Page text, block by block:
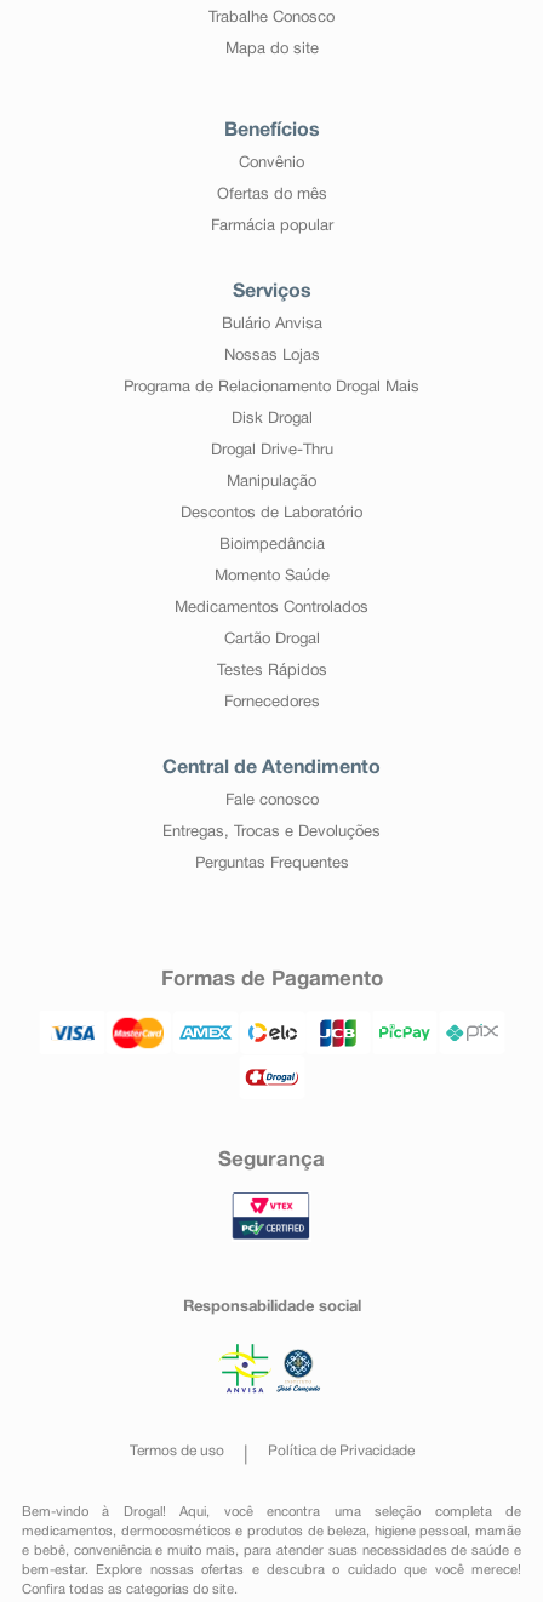
Trabalhe Conosco
Mapa do site
Benefícios
Convênio
Ofertas do mês
Farmácia popular
Serviços
Bulário Anvisa
Nossas Lojas
Programa de Relacionamento Drogal Mais
Disk Drogal
Drogal Drive-Thru
Manipulação
Descontos de Laboratório
Bioimpedância
Momento Saúde
Medicamentos Controlados
Cartão Drogal
Testes Rápidos
Fornecedores
Central de Atendimento
Fale conosco
Entregas, Trocas e Devoluções
Perguntas Frequentes
Formas de Pagamento
Segurança
Responsabilidade social
Termos de uso Política de Privacidade
Bem-vindo à Drogal! Aqui, você encontra uma seleção completa de
medicamentos , dermocosméticos e produtos de beleza, higiene pessoal ,mamãe
e bebê, conveniênciae muito mais, para atender suas necessidades de saúde e
bem-estar. Explore nossas ofertas e descubra o cuidado que você merece!
Confira todas as categorias do site.